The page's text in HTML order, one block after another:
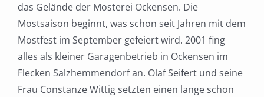
das Gelände der Mosterei Ockensen. Die
Mostsaison beginnt, was schon seit Jahren mit dem
Mostfest im September gefeiert wird. 2001 fing
alles als kleiner Garagenbetrieb in Ockensen im
Flecken Salzhemmendorf an. Olaf Seifert und seine
Frau Constanze Wittig setzten einen lange schon